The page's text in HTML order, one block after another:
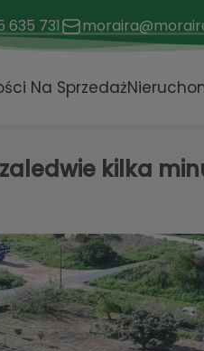
635 731
Na Sprzedaż
zaledwie kilka